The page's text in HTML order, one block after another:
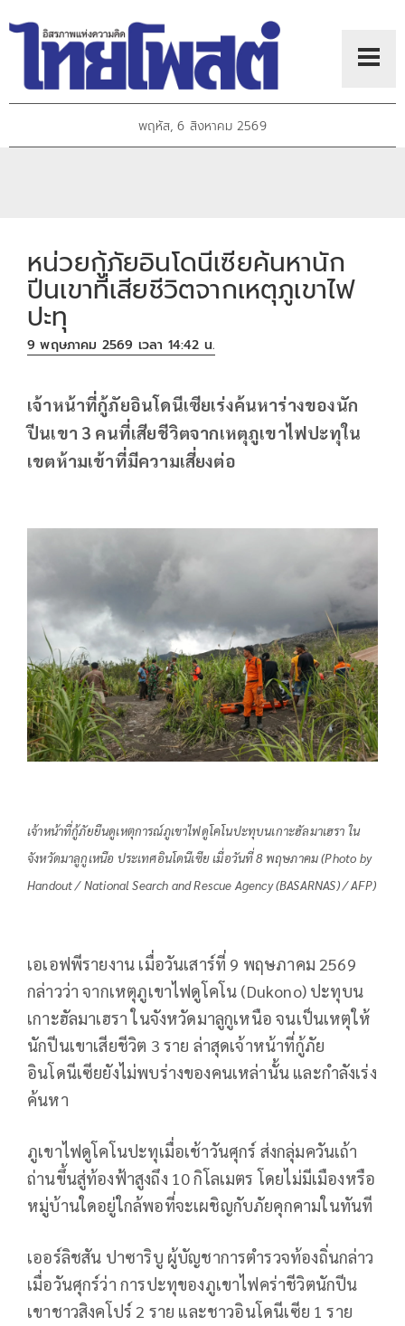
พฤหัส, 6 สิงหาคม 2569
หน่วยกู้ภัยอินโดนีเซียค้นหานัก
ปีนเขาที่เสียชีวิตจากเหตุภูเขาไฟ
ปะทุ
9 พฤษภาคม 2569 เวลา 14:42 น.
เจ้าหน้าที่กู้ภัยอินโดนีเซียเร่งค้นหาร่างของนัก
ปีนเขา 3 คนที่เสียชีวิตจากเหตุภูเขาไฟปะทุใน
เขตห้ามเข้าที่มีความเสี่ยงต่อ
เจ้าหน้าที่กู้ภัยยืนดูเหตุการณ์ภูเขาไฟดูโคโนปะทุบนเกาะฮัลมาเฮรา ใน
จังหวัดมาลูกูเหนือ ประเทศอินโดนีเซีย เมื่อวันที่ 8 พฤษภาคม (Photo by
Handout / National Search and Rescue Agency (BASARNAS) / AFP)
เอเอฟพีรายงาน เมื่อวันเสาร์ที่ 9 พฤษภาคม 2569
กล่าวว่า จากเหตุภูเขาไฟดูโคโน (Dukono) ปะทุบน
เกาะฮัลมาเฮรา ในจังหวัดมาลูกูเหนือ จนเป็นเหตุให้
นักปีนเขาเสียชีวิต 3 ราย ล่าสุดเจ้าหน้าที่กู้ภัย
อินโดนีเซียยังไม่พบร่างของคนเหล่านั้น และกำลังเร่ง
ค้นหา
ภูเขาไฟดูโคโนปะทุเมื่อเช้าวันศุกร์ ส่งกลุ่มควันเถ้า
ถ่านขึ้นสู่ท้องฟ้าสูงถึง 10 กิโลเมตร โดยไม่มีเมืองหรือ
หมู่บ้านใดอยู่ใกล้พอที่จะเผชิญกับภัยคุกคามในทันที
เออร์ลิชสัน ปาซาริบู ผู้บัญชาการตำรวจท้องถิ่นกล่าว
เมื่อวันศุกร์ว่า การปะทุของภูเขาไฟคร่าชีวิตนักปีน
เขาชาวสิงคโปร์ 2 ราย และชาวอินโดนีเซีย 1 ราย